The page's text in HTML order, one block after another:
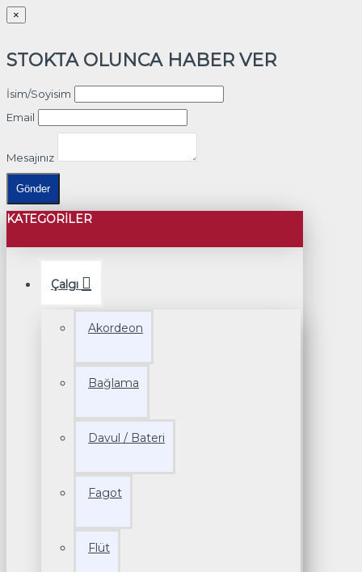
×
STOKTA OLUNCA HABER VER
İsim/Soyisim
Email
Mesajınız
Gönder
KATEGORILER
Çalgı
Akordeon
Bağlama
Davul / Bateri
Fagot
Flüt